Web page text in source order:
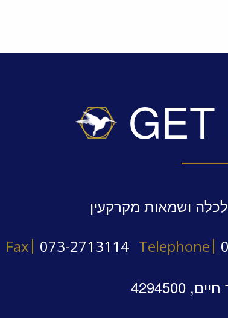
ושמאות מקרקעין
Fax 073-2713114 Telephone